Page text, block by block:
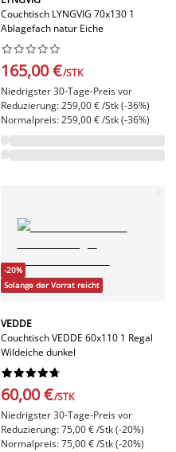
Couchtisch LYNGVIG 70x130 1
Ablagefach natur Eiche






165,00 €/STK
Niedrigster 30-Tage-Preis vor
Reduzierung: 259,00 € /Stk (-36%)
Normalpreis: 259,00 € /Stk (-36%)
-20%
Solange der Vorrat reicht
VEDDE
Couchtisch VEDDE 60x110 1 Regal
Wildeiche dunkel






60,00 €/STK
Niedrigster 30-Tage-Preis vor
Reduzierung: 75,00 € /Stk (-20%)
Normalpreis: 75,00 € /Stk (-20%)